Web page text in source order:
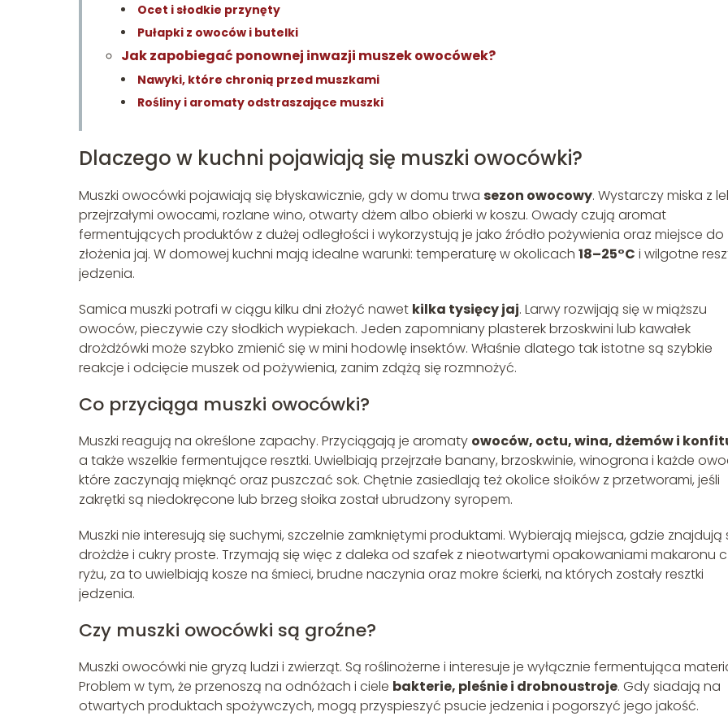
Ocet i słodkie przynęty
Pułapki z owoców i butelki
Jak zapobiegać ponownej inwazji muszek owocówek?
Nawyki, które chronią przed muszkami
Rośliny i aromaty odstraszające muszki
Dlaczego w kuchni pojawiają się muszki owocówki?
Muszki owocówki pojawiają się błyskawicznie, gdy w domu trwa sezon owocowy. Wystarczy miska z
przejrzałymi owocami, rozlane wino, otwarty dżem albo obierki w koszu. Owady czują aromat
fermentujących produktów z dużej odległości i wykorzystują je jako źródło pożywienia oraz miejsce do
złożenia jaj. W domowej kuchni mają idealne warunki: temperaturę w okolicach 18–25°C i wilgotne
jedzenia.
Samica muszki potrafi w ciągu kilku dni złożyć nawet kilka tysięcy jaj. Larwy rozwijają się w miąższu
owoców, pieczywie czy słodkich wypiekach. Jeden zapomniany plasterek brzoskwini lub kawałek
drożdżówki może szybko zmienić się w mini hodowlę insektów. Właśnie dlatego tak istotne są szybkie
reakcje i odcięcie muszek od pożywienia, zanim zdążą się rozmnożyć.
Co przyciąga muszki owocówki?
Muszki reagują na określone zapachy. Przyciągają je aromaty owoców, octu, wina, dżemów i
a także wszelkie fermentujące resztki. Uwielbiają przejrzałe banany, brzoskwinie, winogrona i każde
które zaczynają mięknąć oraz puszczać sok. Chętnie zasiedlają też okolice słoików z przetworami, jeśli
zakrętki są niedokręcone lub brzeg słoika został ubrudzony syropem.
Muszki nie interesują się suchymi, szczelnie zamkniętymi produktami. Wybierają miejsca, gdzie znajdują
drożdże i cukry proste. Trzymają się więc z daleka od szafek z nieotwartymi opakowaniami makaronu
ryżu, za to uwielbiają kosze na śmieci, brudne naczynia oraz mokre ścierki, na których zostały resztki
jedzenia.
Czy muszki owocówki są groźne?
Muszki owocówki nie gryzą ludzi i zwierząt. Są roślinożerne i interesuje je wyłącznie fermentująca
Problem w tym, że przenoszą na odnóżach i ciele bakterie, pleśnie i drobnoustroje. Gdy siadają na
otwartych produktach spożywczych, mogą przyspieszyć psucie jedzenia i pogorszyć jego jakość.